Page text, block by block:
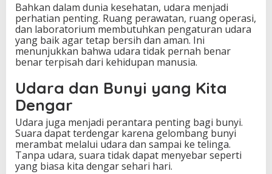
Bahkan dalam dunia kesehatan, udara menjadi
perhatian penting. Ruang perawatan, ruang operasi,
dan laboratorium membutuhkan pengaturan udara
yang baik agar tetap bersih dan aman. Ini
menunjukkan bahwa udara tidak pernah benar
benar terpisah dari kehidupan manusia.
Udara dan Bunyi yang Kita
Dengar
Udara juga menjadi perantara penting bagi bunyi.
Suara dapat terdengar karena gelombang bunyi
merambat melalui udara dan sampai ke telinga.
Tanpa udara, suara tidak dapat menyebar seperti
yang biasa kita dengar sehari hari.